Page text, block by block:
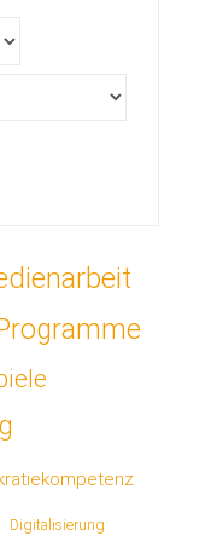
Digitalisierung